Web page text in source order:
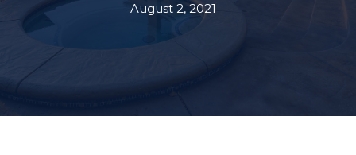
August 2, 2021